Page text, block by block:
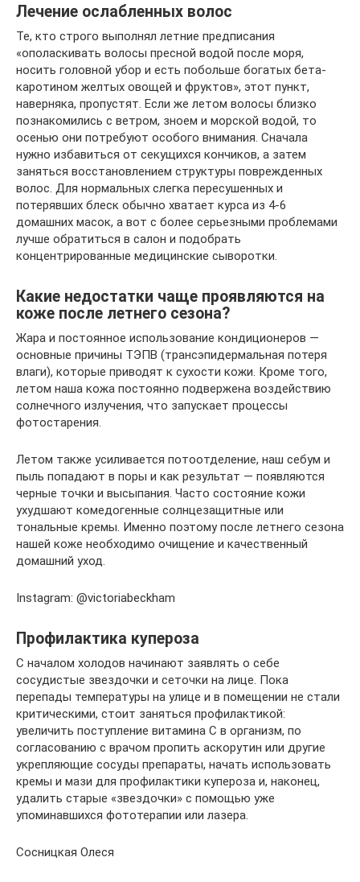
Лечение ослабленных волос
Те, кто строго выполнял летние предписания
«ополаскивать волосы пресной водой после моря,
носить головной убор и есть побольше богатых бета-
каротином желтых овощей и фруктов», этот пункт,
наверняка, пропустят. Если же летом волосы близко
познакомились с ветром, зноем и морской водой, то
осенью они потребуют особого внимания. Сначала
нужно избавиться от секущихся кончиков, а затем
заняться восстановлением структуры поврежденных
волос. Для нормальных слегка пересушенных и
потерявших блеск обычно хватает курса из 4-6
домашних масок, а вот с более серьезными проблемами
лучше обратиться в салон и подобрать
концентрированные медицинские сыворотки.
Какие недостатки чаще проявляются на
коже после летнего сезона?
Жара и постоянное использование кондиционеров —
основные причины ТЭПВ (трансэпидермальная потеря
влаги), которые приводят к сухости кожи. Кроме того,
летом наша кожа постоянно подвержена воздействию
солнечного излучения, что запускает процессы
фотостарения.
Летом также усиливается потоотделение, наш себум и
пыль попадают в поры и как результат — появляются
черные точки и высыпания. Часто состояние кожи
ухудшают комедогенные солнцезащитные или
тональные кремы. Именно поэтому после летнего сезона
нашей коже необходимо очищение и качественный
домашний уход.
Instagram: @victoriabeckham
Профилактика купероза
С началом холодов начинают заявлять о себе
сосудистые звездочки и сеточки на лице. Пока
перепады температуры на улице и в помещении не стали
критическими, стоит заняться профилактикой:
увеличить поступление витамина С в организм, по
согласованию с врачом пропить аскорутин или другие
укрепляющие сосуды препараты, начать использовать
кремы и мази для профилактики купероза и, наконец,
удалить старые «звездочки» с помощью уже
упоминавшихся фототерапии или лазера.
Сосницкая Олеся